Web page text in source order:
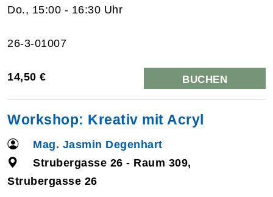
Do., 15:00 - 16:30 Uhr
26-3-01007
14,50 € BUCHEN
Workshop: Kreativ mit Acryl
Mag. Jasmin Degenhart
Strubergasse 26 - Raum 309,
Strubergasse 26